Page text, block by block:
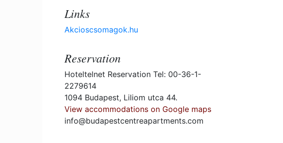
Links
Akcioscsomagok.hu
Reservation
Hoteltelnet Reservation Tel: 00-36-1-
2279614
1094 Budapest, Liliom utca 44.
View accommodations on Google maps
info@budapestcentreapartments.com